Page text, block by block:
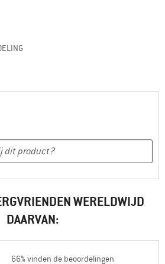
WERELDWIJD
DAARVAN:
66% vinden de beoordelingen